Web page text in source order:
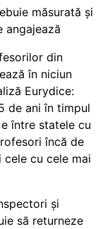
măsurată și
angajează
din
în niciun
Eurydice:
de ani în timpul
între statele cu
încă de
cele cu cele mai
și
să returneze